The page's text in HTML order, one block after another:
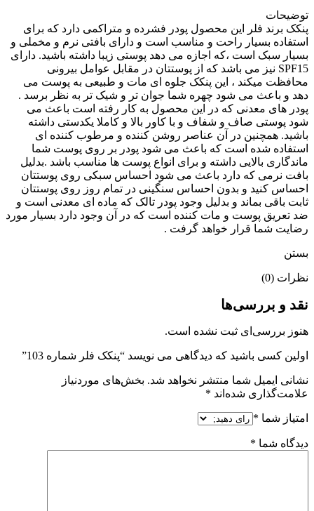
توضیحات
پنکک برند فلر این محصول پودر فشرده و متراکمی دارد که برای
استفاده بسیار راحت و مناسب است و دارای بافتی نرم و مخملی و
بسیار سبک است ،که اجازه می دهد پوستی زیبا داشته باشید. دارای
SPF15 نیز می باشد که از پوستتان در مقابل عوامل بیرونی
محافظت میکند ، این پنکک جلوه ای مات و طبیعی به پوست می
دهد و باعث می شود چهره شما جوان تر و شیک تر به نظر برسد .
پودر های معدنی که در این محصول به کار رفته است باعث می
شود پوستی صاف و شفاف و با کاور بالا و کاملا یکدستی داشته
باشید. همچنین در آن عناصر روشن کننده و مرطوب کننده ای
استفاده شده است که باعث می شود پودر بر روی پوست شما
ماندگاری بالایی داشته و برای انواع پوست ها مناسب باشد .بدلیل
بافت نرمی که دارد باعث می شود احساس سبکی روی پوستتان
احساس کنید و بدون احساس سنگینی در تمام روز روی پوستتان
ثابت باقی بماند و بدلیل وجود پودر تالک که ماده ای معدنی است و
ضد تعریق پوست و مات کننده است که در آن وجود دارد بسیار مورد
رضایت شما قرار خواهد گرفت .
بستن
نظرات (0)
نقد و بررسی‌ها
هنوز بررسی‌ای ثبت نشده است.
اولین کسی باشید که دیدگاهی می نویسد “پنکک فلر شماره 103”
نشانی ایمیل شما منتشر نخواهد شد. بخش‌های موردنیاز
علامت‌گذاری شده‌اند *
امتیاز شما *
دیدگاه شما *